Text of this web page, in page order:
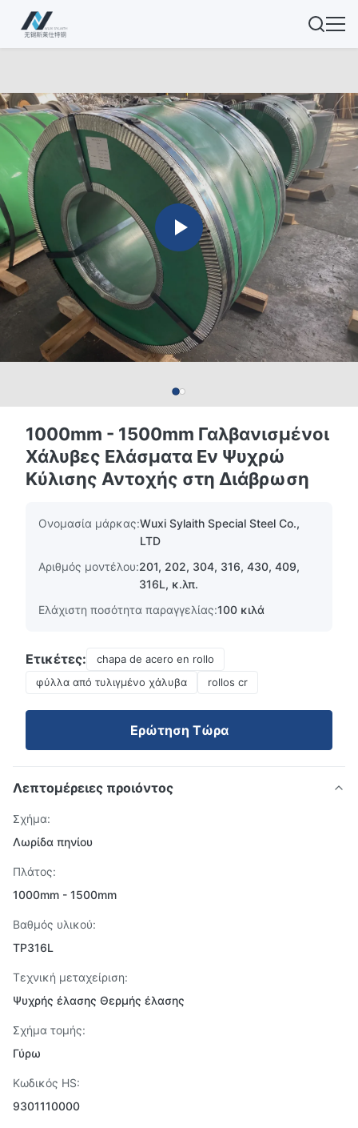
1000mm - 1500mm Γαλβανισμένοι
Χάλυβες Ελάσματα Εν Ψυχρώ
Κύλισης Αντοχής στη Διάβρωση
Ονομασία μάρκας:Wuxi Sylaith Special Steel Co.,
LTD
Αριθμός μοντέλου:201, 202, 304, 316, 430, 409,
316L, κ.λπ.
Ελάχιστη ποσότητα παραγγελίας:100 κιλά
Ετικέτες:
chapa de acero en rollo
φύλλα από τυλιγμένο χάλυβα
rollos cr
Ερώτηση Τώρα
Λεπτομέρειες προιόντος
Σχήμα:
Λωρίδα πηνίου
Πλάτος:
1000mm - 1500mm
Βαθμός υλικού:
TP316L
Τεχνική μεταχείριση:
Ψυχρής έλασης Θερμής έλασης
Σχήμα τομής:
Γύρω
Κωδικός HS:
9301110000